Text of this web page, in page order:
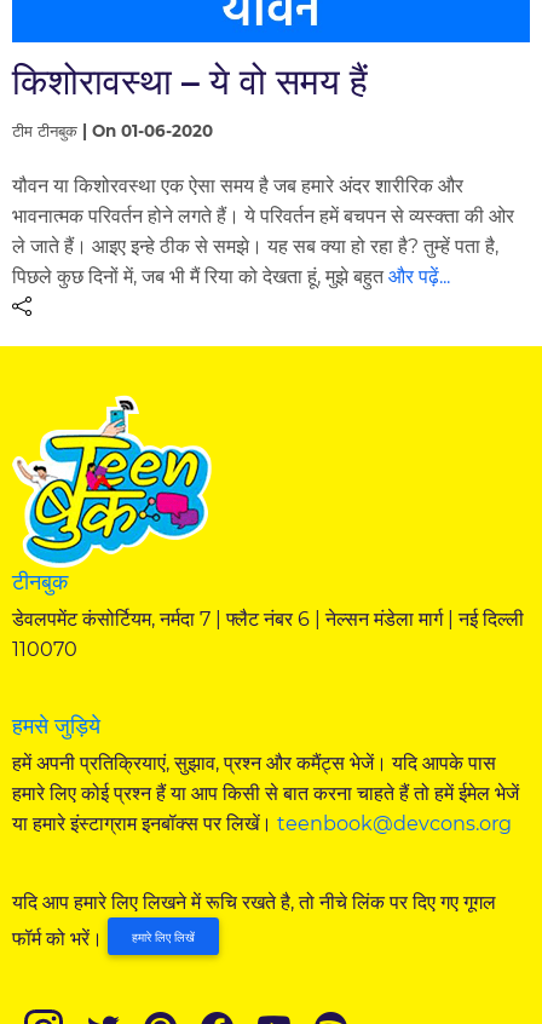
किशोरावस्था – ये वो समय हैं
टीम टीनबुक | On 01-06-2020
यौवन या किशोरवस्था एक ऐसा समय है जब हमारे अंदर शारीरिक और
भावनात्मक परिवर्तन होने लगते हैं। ये परिवर्तन हमें बचपन से व्यस्क्ता की ओर
ले जाते हैं। आइए इन्हे ठीक से समझे। यह सब क्या हो रहा है? तुम्हें पता है,
पिछले कुछ दिनों में, जब भी मैं रिया को देखता हूं, मुझे बहुतऔर पढ़ें...
टीनबुक
डेवलपमेंट कंसोर्टियम, नर्मदा 7 | फ्लैट नंबर 6 | नेल्सन मंडेला मार्ग | नई दिल्ली
110070
हमसे जुड़िये
हमें अपनी प्रतिक्रियाएं, सुझाव, प्रश्न और कमैंट्स भेजें। यदि आपके पास
हमारे लिए कोई प्रश्न हैं या आप किसी से बात करना चाहते हैं तो हमें ईमेल भेजें
या हमारे इंस्टाग्राम इनबॉक्स पर लिखें।teenbook@devcons.org
यदि आप हमारे लिए लिखने में रूचि रखते है, तो नीचे लिंक पर दिए गए गूगल
फॉर्म को भरें।
हमारे लिए लिखें